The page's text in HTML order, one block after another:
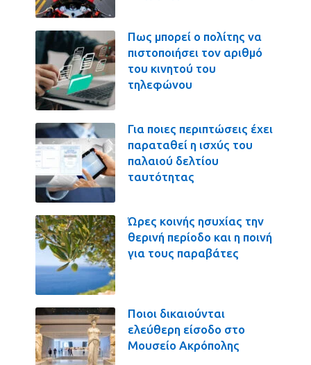
Πως μπορεί ο πολίτης να
πιστοποιήσει τον αριθμό
του κινητού του
τηλεφώνου
Για ποιες περιπτώσεις έχει
παραταθεί η ισχύς του
παλαιού δελτίου
ταυτότητας
Ώρες κοινής ησυχίας την
θερινή περίοδο και η ποινή
για τους παραβάτες
Ποιοι δικαιούνται
ελεύθερη είσοδο στο
Μουσείο Ακρόπολης